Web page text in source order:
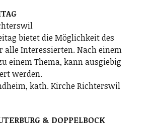
bietet die Möglichkeit des
alle Interessierten. Nach einem
einem Thema, kann ausgiebig
werden.
kath. Kirche Richterswil
& DOPPELBOCK